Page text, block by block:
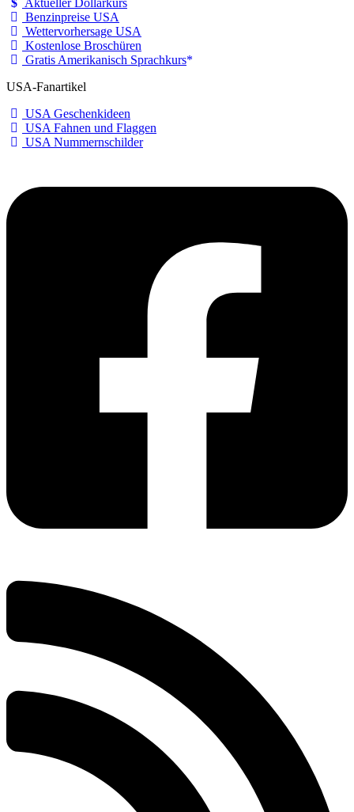
Aktueller Dollarkurs
Benzinpreise USA
Wettervorhersage USA
Kostenlose Broschüren
Gratis Amerikanisch Sprachkurs
USA-Fanartikel
USA Geschenkideen
USA Fahnen und Flaggen
USA Nummernschilder